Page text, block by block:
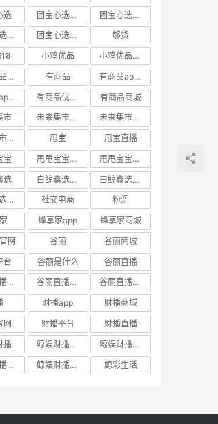
选
团宝心选商城
团宝心选官方网站
团宝心选官网
团宝心选小程序
够货
小鸡优品
小鸡优品商城
小鸡优品官网
有商品
有商品app下载
有商品app邀请码
有商品优惠券
有商品商城
市
未来集市app
未来集市商城
未来集市邀请码
甩宝
甩宝直播
宝
甩甩宝宝商城
甩甩宝宝直播
选
白鲸鑫选APP
白鲸鑫选商城
白鲸鑫选官网
社交电商
粉涩
蜂享家app
蜂享家商城
网
谷丽
谷丽商城
台
谷丽是什么
谷丽直播
谷丽直播官网
谷丽直播平台
谷丽直播怎么加入
财播app
财播商城
网
财播平台
财播直播
播
鲸娱财播app
鲸娱财播商城
鲸娱财播官网
鲸娱财播直播 鲸彩生活